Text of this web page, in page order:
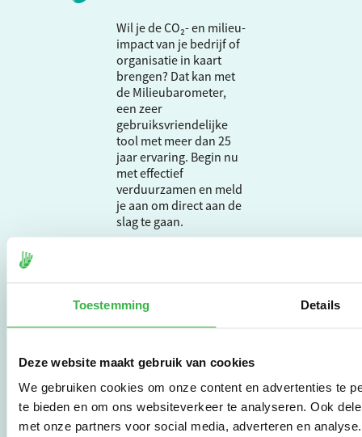
Toestemming Details
Deze website maakt gebruik van cookies
We gebruiken cookies om onze content en advertenties te
te bieden en om ons websiteverkeer te analyseren. Ook
met onze partners voor social media, adverteren en
Wil je de CO₂- en milieu-
impact van je bedrijf of
organisatie in kaart
brengen? Dat kan met
de Milieubarometer,
een zeer
gebruiksvriendelijke
tool met meer dan 25
jaar ervaring. Begin nu
met effectief
verduurzamen en meld
je aan om direct aan de
slag te gaan.
Stichting Stimular.
Stichting Stimular
vraag om
duurzaamheid naar
praktische
instrumenten en
werkwijzen voor